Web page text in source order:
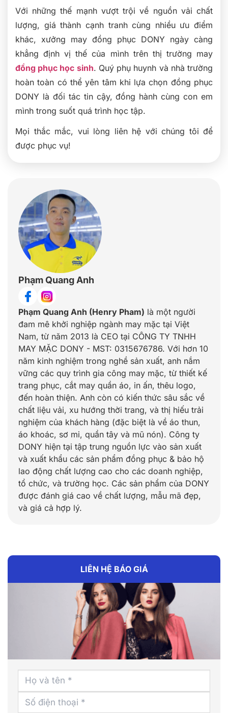
Với những thế mạnh vượt trội về nguồn vải chất
lượng, giá thành cạnh tranh cùng nhiều ưu điểm
khác, xưởng may đồng phục DONY ngày càng
khẳng định vị thế của mình trên thị trường may
đồng phục học sinh. Quý phụ huynh và nhà trường
hoàn toàn có thể yên tâm khi lựa chọn đồng phục
DONY là đối tác tin cậy, đồng hành cùng con em
mình trong suốt quá trình học tập.
Mọi thắc mắc, vui lòng liên hệ với chúng tôi để
được phục vụ!
Phạm Quang Anh
Phạm Quang Anh (Henry Pham) là một người
đam mê khởi nghiệp ngành may mặc tại Việt
Nam, từ năm 2013 là CEO tại CÔNG TY TNHH
MAY MẶC DONY - MST: 0315676786. Với hơn 10
năm kinh nghiệm trong nghề sản xuất, anh nắm
vững các quy trình gia công may mặc, từ thiết kế
trang phục, cắt may quần áo, in ấn, thêu logo,
đến hoàn thiện. Anh còn có kiến thức sâu sắc về
chất liệu vải, xu hướng thời trang, và thị hiếu trải
nghiệm của khách hàng (đặc biệt là về áo thun,
áo khoác, sơ mi, quần tây và mũ nón). Công ty
DONY hiện tại tập trung nguồn lực vào sản xuất
và xuất khẩu các sản phẩm đồng phục & bảo hộ
lao động chất lượng cao cho các doanh nghiệp,
tổ chức, và trường học. Các sản phẩm của DONY
được đánh giá cao về chất lượng, mẫu mã đẹp,
và giá cả hợp lý.
LIÊN HỆ BÁO GIÁ